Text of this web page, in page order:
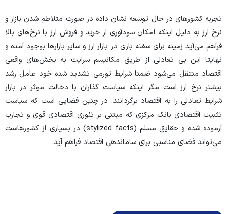
تجربه کشور‌های در حال توسعه نشان داده در صورت متلاطم شدن بازار و
نرخ ارز به دلیل اینکه امکان سودآوری از خرید و فروش ارز با نرخ‌های بالا
فرآهم می‌آید زمینه برای سفته بازی در بازار ارز و سایر بازار‌ها بوجود آمده و
نهایتا این بی تعادلی از طریق مکانیسم سرایت به بخش‌های واقعی
اقتصاد منتقل می‌شود ضمنا شرایط تورمی تشدید شده خود عامل رشد
بیشتر نرخ ارز است مگر اینکه سیاست گذاران با دخالت موثر در بازار
شرایط تعادلی را به اقتصاد برگردانند. در چنین فضایی است که سیاست
تثبیت اقتصادی بانک مرکزی که مبتنی بر تئوری اقتصادی قوی و تجارب
آزموده شده و حقایق مسلم (stylized facts) در بسیاری از کشورهاست
می‌تواند فضای مناسبی برای ساماندهی اقتصاد فراهم آید.